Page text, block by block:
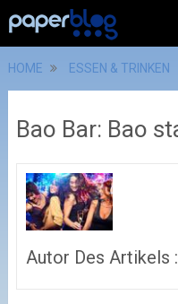
HOME ESSEN & TRINKEN
Bao Bar: Bao
Autor Des Artikels :